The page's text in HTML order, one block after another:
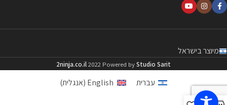
מיוצר בישראל
2ninja.co.il2022 Powered byStudio Sarit
עברית English
(אנגלית)